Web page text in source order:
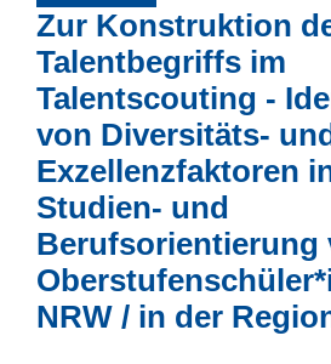
Fortbildungsleiters als
Determinante
Zur Konstruktion
Talentbegriffs im
Talentscouting -
von Diversitäts-
Exzellenzfaktoren
Studien- und
Berufsorientierung
NRW / in der